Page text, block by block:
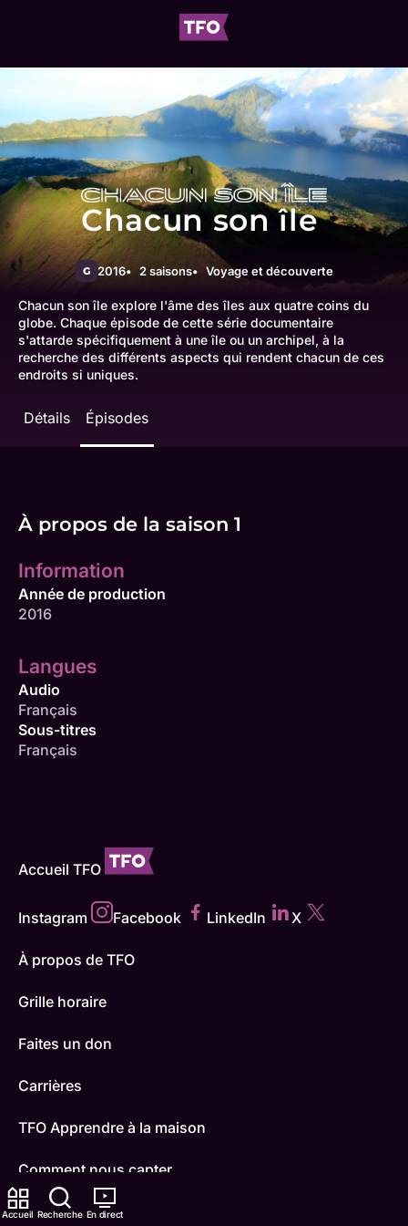
Accueil Recherche En direct
Chacun son île
G 2016 2 saisons Voyage et découverte
Chacun son île explore l'âme des îles aux quatre coins du
globe. Chaque épisode de cette série documentaire
s'attarde spécifiquement à une île ou un archipel, à la
recherche des différents aspects qui rendent chacun de ces
endroits si uniques.
Détails Épisodes
À propos de la saison 1
Information
Année de production
2016
Langues
Audio
Français
Sous-titres
Français
Accueil TFO
Instagram Facebook LinkedIn X
À propos de TFO
Grille horaire
Faites un don
Carrières
TFO Apprendre à la maison
Comment nous capter
Contactez-nous